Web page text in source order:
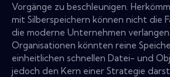
Vorgänge zu beschleunigen.
mit Silberspeichern können nicht die
die moderne Unternehmen
Organisationen könnten reine
einheitlichen schnellen Datei- und
jedoch den Kern einer Strategie